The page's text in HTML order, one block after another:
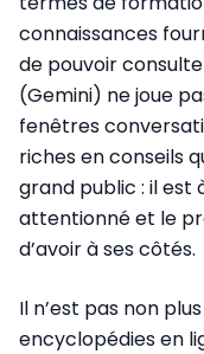
connaissances
de pouvoir
(Gemini) ne joue
fenêtres
riches en conseils
grand public : il est
attentionné et le
d’avoir à ses côtés.
Il n’est pas non
encyclopédies en